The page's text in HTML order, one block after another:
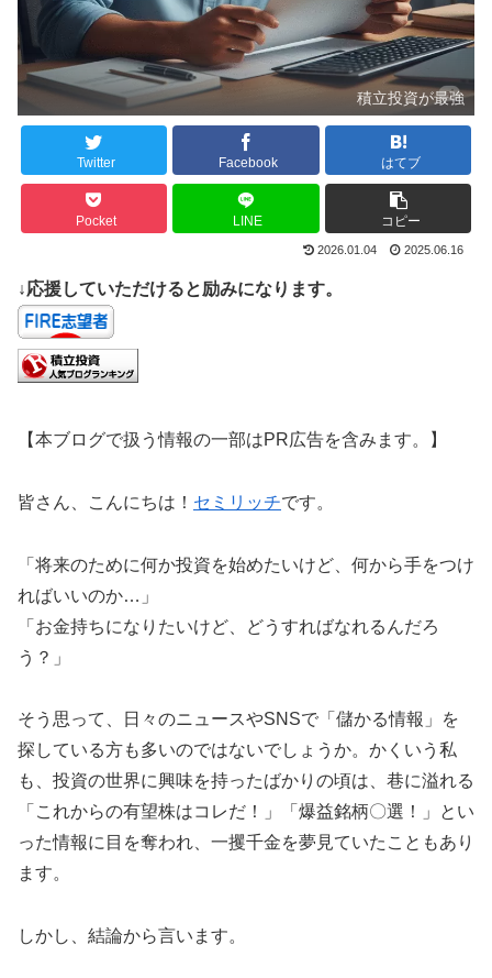
積立投資が最強
Twitter Facebook はてブ
Pocket LINE コピー
2026.01.04 2025.06.16
↓応援していただけると励みになります。
【本ブログで扱う情報の一部はPR広告を含みます。】
皆さん、こんにちは！ セミリッチです。
「将来のために何か投資を始めたいけど、何から手をつけ
ればいいのか…」
「お金持ちになりたいけど、どうすればなれるんだろ
う？」
そう思って、日々のニュースやSNSで「儲かる情報」を
探している方も多いのではないでしょうか。かくいう私
も、投資の世界に興味を持ったばかりの頃は、巷に溢れる
「これからの有望株はコレだ！」「爆益銘柄〇選！」とい
った情報に目を奪われ、一攫千金を夢見ていたこともあり
ます。
しかし、結論から言います。